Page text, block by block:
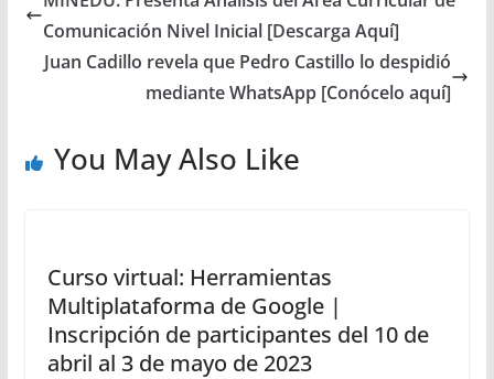
Comunicación Nivel Inicial [Descarga Aquí]
Juan Cadillo revela que Pedro Castillo lo despidió
mediante WhatsApp [Conócelo aquí]
You May Also Like
Curso virtual: Herramientas
Multiplataforma de Google |
Inscripción de participantes del 10 de
abril al 3 de mayo de 2023